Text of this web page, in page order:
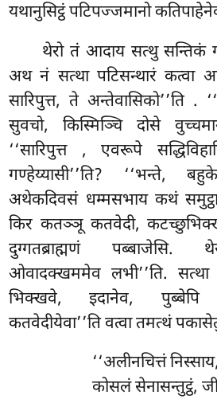
यथानुसिट्ठं पटिपज्जमानो
थेरो तं आदाय सत्थु सन्तिकं
अथ नं सत्था पटिसन्थारं कत्वा
सारिपुत्त, ते अन्तेवासिको’’ति .
सुवचो, किस्मिञ्चि दोसे
‘‘सारिपुत्त , एवरूपे
गण्हेय्यासी’’ति? ‘‘भन्ते,
अथेकदिवसं धम्मसभाय कथं
किर कतञ्ञू कतवेदी,
दुग्गतब्राह्मणं पब्बाजेसि.
ओवादक्खममेव लभी’’ति.
भिक्खवे, इदानेव, पुब्बेपि
कतवेदीयेवा’’ति वत्वा तमत्थं
‘‘अलीनचित्तं
कोसलं सेनासन्तुट्ठं,